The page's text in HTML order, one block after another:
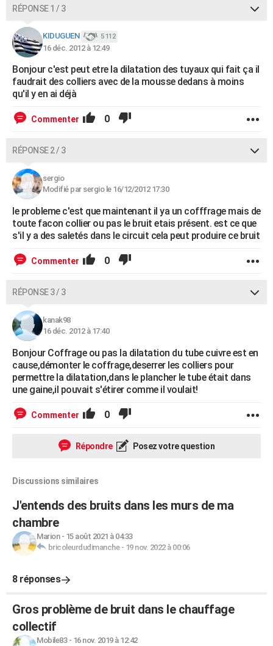
AVIS DE DÉCÈS
FORUM
Bricolage
Lifestyle
Culture
Sport
Auto
Television
Voyage
Cinema
RÉPONSE 1 / 3
KIDUGUEN 5 112
16 déc. 2012 à 12:49
Bonjour c'est peut etre la dilatation des tuyaux qui fait ça il
faudrait des colliers avec de la mousse dedans à moins
qu'il y en ai déjà
Commenter 0
RÉPONSE 2 / 3
sergio
Modifié par sergio le 16/12/2012 17:30
le probleme c'est que maintenant il ya un cofffrage mais de
toute facon collier ou pas le bruit etais présent. est ce que
s'il y a des saletés dans le circuit cela peut produire ce bruit
Commenter 0
RÉPONSE 3 / 3
kanak98
16 déc. 2012 à 17:40
Bonjour Coffrage ou pas la dilatation du tube cuivre est en
cause,démonter le coffrage,deserrer les colliers pour
permettre la dilatation,dans le plancher le tube était dans
une gaine,il pouvait s'étirer comme il voulait!
Commenter 0
Répondre Posez votre question
Discussions similaires
J'entends des bruits dans les murs de ma
chambre
Marion- 15 août 2021 à 04:33
bricoleurdudimanche- 19 nov. 2022 à 00:06
8 réponses
Gros problème de bruit dans le chauffage
collectif
Mobile83- 16 nov. 2019 à 12:42